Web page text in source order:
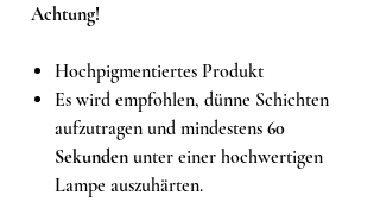
Achtung!
Hochpigmentiertes Produkt
Es wird empfohlen, dünne Schichten
aufzutragen und mindestens 60
Sekunden unter einer hochwertigen
Lampe auszuhärten.